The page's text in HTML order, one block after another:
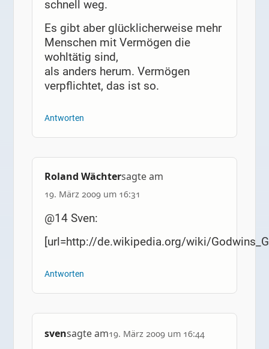
schnell weg.
Es gibt aber glücklicherweise mehr
Menschen mit Vermögen die
wohltätig sind,
als anders herum. Vermögen
verpflichtet, das ist so.
Antworten
Roland Wächtersagte am
19. März 2009 um 16:31
@14 Sven:
[url=http://de.wikipedia.org/wiki/
Antworten
svensagte am19. März 2009 um 16:44